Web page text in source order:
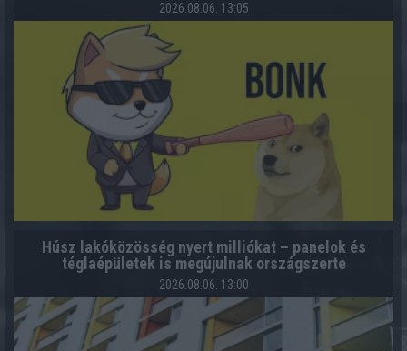
2026.08.06. 13:05
Húsz lakóközösség nyert milliókat – panelok és
téglaépületek is megújulnak országszerte
2026.08.06. 13:00